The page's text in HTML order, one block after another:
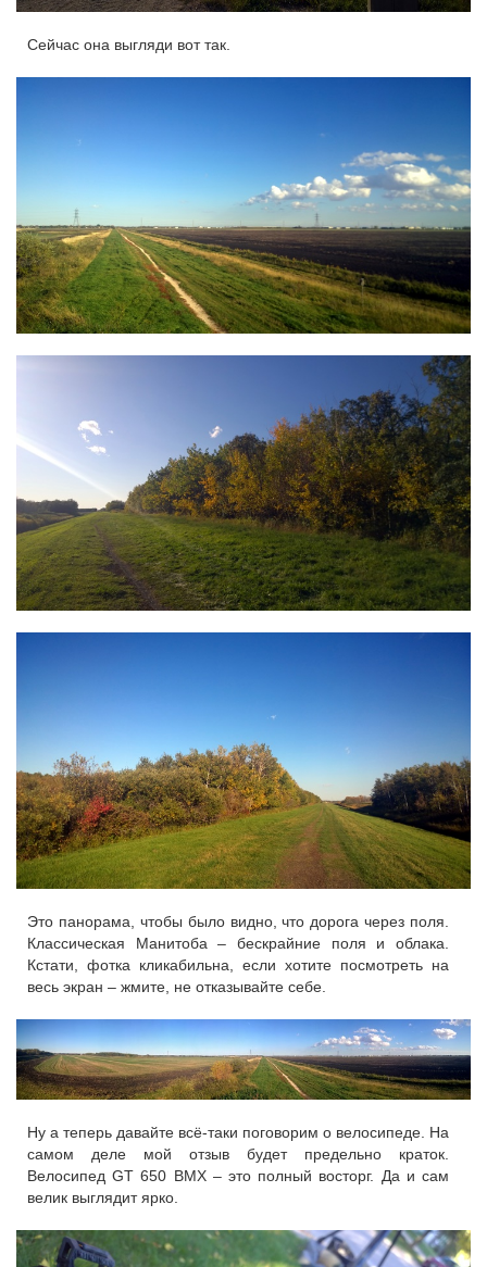
Сейчас она выгляди вот так.
Это панорама, чтобы было видно, что дорога через поля.
Классическая Манитоба – бескрайние поля и облака.
Кстати, фотка кликабильна, если хотите посмотреть на
весь экран – жмите, не отказывайте себе.
Ну а теперь давайте всё-таки поговорим о велосипеде. На
самом деле мой отзыв будет предельно краток.
Велосипед GT 650 BMX – это полный восторг. Да и сам
велик выглядит ярко.